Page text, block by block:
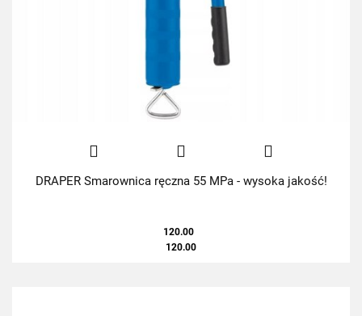
DRAPER Smarownica ręczna 55 MPa - wysoka jakość!
120.00
120.00